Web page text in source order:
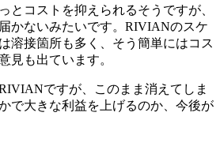
とコストを抑えられるそうですが、
かないみたいです。RIVIANのスケ
溶接箇所も多く、そう簡単にはコス
見も出ています。
ですが、このまま消えてしま
で大きな利益を上げるのか、今後が